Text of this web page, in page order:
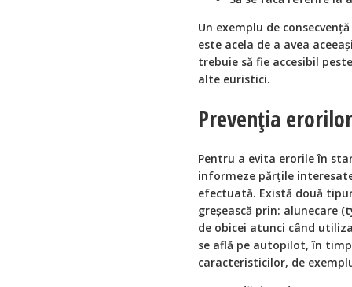
Un exemplu de
este acela de a avea
trebuie să fie accesibil
alte euristici.
Prevenția erorilor
Pentru a evita erorile în
informeze părțile
efectuată. Există două
greșească prin: alunecare
de obicei atunci când
se află pe autopilot, în
caracteristicilor, de